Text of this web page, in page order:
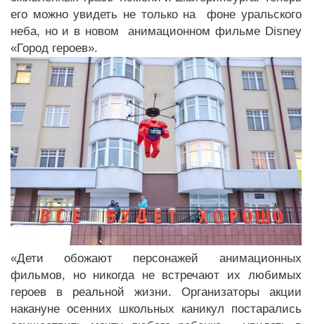
его можно увидеть не только на фоне уральского
неба, но и в новом анимационном фильме Disney
«Город героев».
«Дети обожают персонажей анимационных
фильмов, но никогда не встречают их любимых
героев в реальной жизни. Организаторы акции
накануне осенних школьных каникул постарались